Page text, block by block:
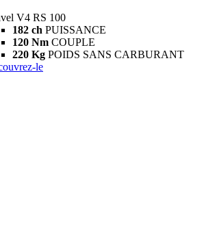
V4 RS 100
182 ch PUISSANCE
120 Nm COUPLE
220 Kg POIDS SANS CARBURANT
le